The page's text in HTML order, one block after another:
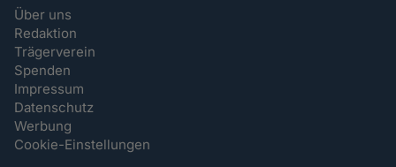
Über uns
Redaktion
Trägerverein
Spenden
Impressum
Datenschutz
Werbung
Cookie-Einstellungen